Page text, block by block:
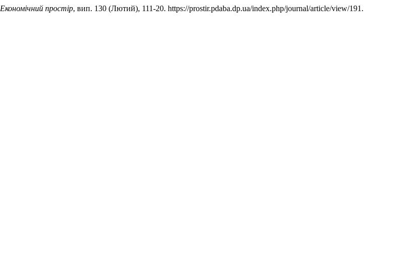
Економічний простір, вип. 130 (Лютий), 111-20. https://prostir.pdaba.dp.ua/index.php/journal/article/view/191.